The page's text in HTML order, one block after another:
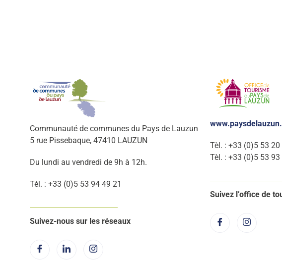
Communauté de communes du Pays de Lauzun
5 rue Pissebaque, 47410 LAUZUN
Du lundi au vendredi de 9h à 12h.
Tèl. : +33 (0)5 53 94 49 21
Suivez-nous sur les réseaux
Tèl. : +33 (0)5 53
Tèl. : +33 (0)5 53
Suivez l’office de